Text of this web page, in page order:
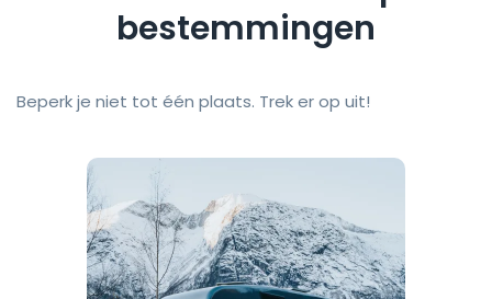
bestemmingen
Beperk je niet tot één plaats. Trek er op uit!